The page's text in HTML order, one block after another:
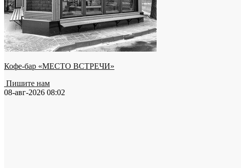
Кофе-бар «МЕСТО ВСТРЕЧИ»
Пишите нам
08-авг-2026 08:02